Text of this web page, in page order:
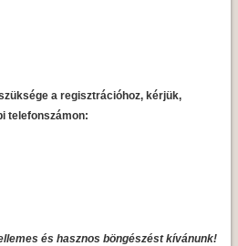
a regisztrációhoz, kérjük,
telefonszámon:
és hasznos böngészést kívánunk!